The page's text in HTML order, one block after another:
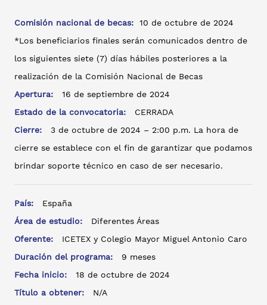
Comisión nacional de becas: 10 de octubre de 2024
*Los beneficiarios finales serán comunicados dentro de
los siguientes siete (7) días hábiles posteriores a la
realización de la Comisión Nacional de Becas
Apertura:
16 de septiembre de 2024
Estado de la convocatoria:
CERRADA
Cierre:
3 de octubre de 2024 – 2:00 p.m. La hora de
cierre se establece con el fin de garantizar que podamos
brindar soporte técnico en caso de ser necesario.
País:
España
Área de estudio:
Diferentes Áreas
Oferente:
ICETEX y Colegio Mayor Miguel Antonio Caro
Duración del programa:
9 meses
Fecha inicio:
18 de octubre de 2024
Título a obtener:
N/A